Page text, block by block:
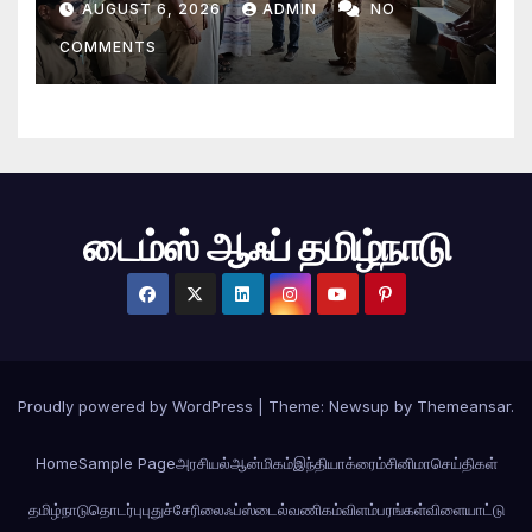
AUGUST 6, 2026 ADMIN NO
COMMENTS
டைம்ஸ் ஆஃப் தமிழ்நாடு
Proudly powered by WordPress Theme: Newsup by Themeansar.
HomeSample Pageஅரசியல்ஆன்மிகம்இந்தியாக்ரைம்சினிமாசெய்திகள்
தமிழ்நாடுதொடர்புபுதுச்சேரிலைஃப்ஸ்டைல்வணிகம்விளம்பரங்கள்விளையாட்டு